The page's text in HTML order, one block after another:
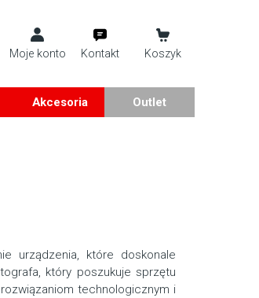
Moje konto Kontakt Koszyk
Akcesoria Outlet
urządzenia, które doskonale
który poszukuje sprzętu
technologicznym i